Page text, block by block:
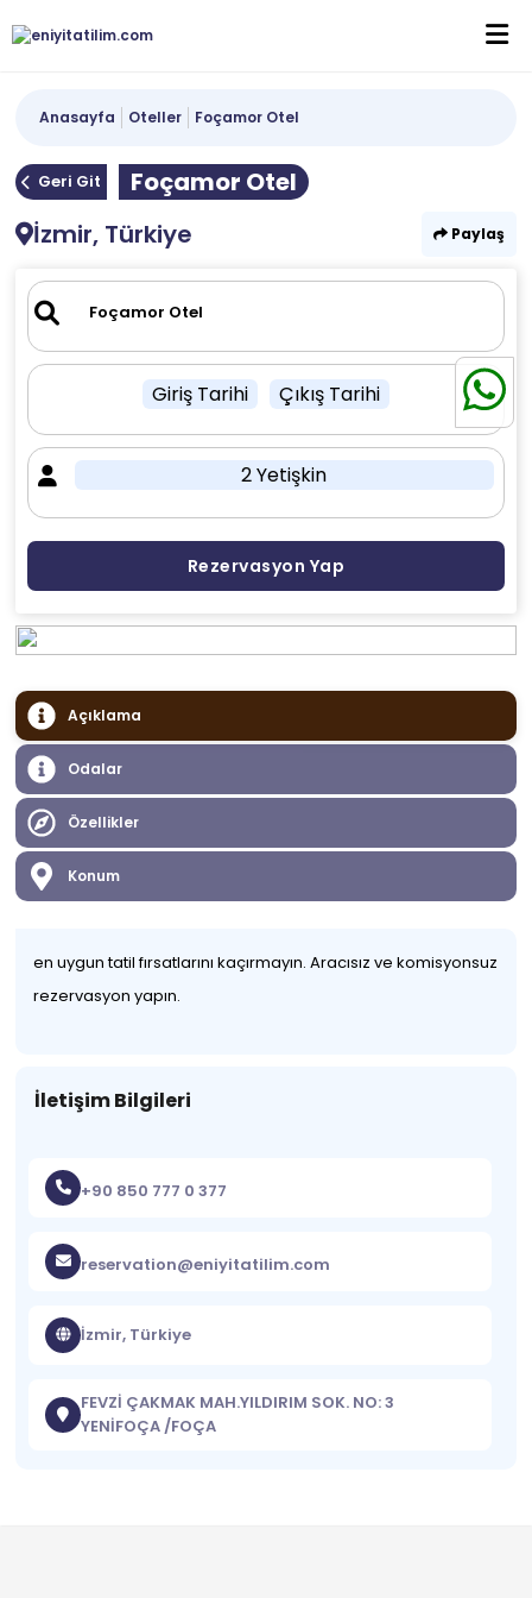
Anasayfa Oteller Foçamor Otel
Geri Git
Foçamor Otel
İzmir, Türkiye
Paylaş
Giriş Tarihi Çıkış Tarihi
2 Yetişkin
Rezervasyon Yap
Açıklama
Odalar
Özellikler
Konum
en uygun tatil fırsatlarını kaçırmayın. Aracısız ve komisyonsuz
rezervasyon yapın.
İletişim Bilgileri
+90 850 777 0 377
reservation@eniyitatilim.com
İzmir, Türkiye
FEVZİ ÇAKMAK MAH.YILDIRIM SOK. NO: 3
YENİFOÇA /FOÇA